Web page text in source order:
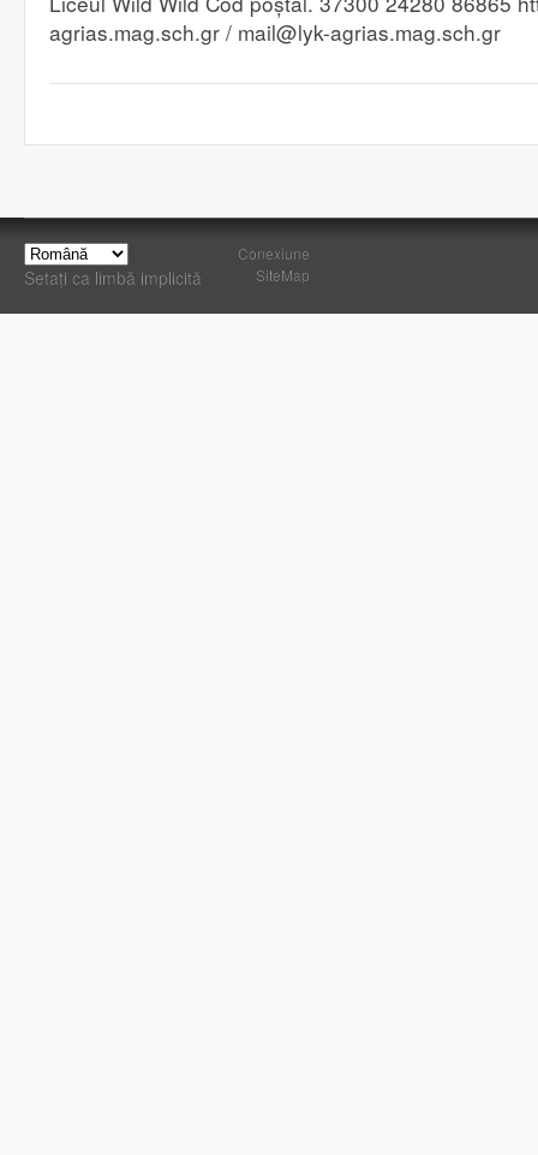
agrias.mag.sch.gr / mail@lyk-agrias.mag.sch.gr
Setați ca limbă implicită
Conexiune
SiteMap